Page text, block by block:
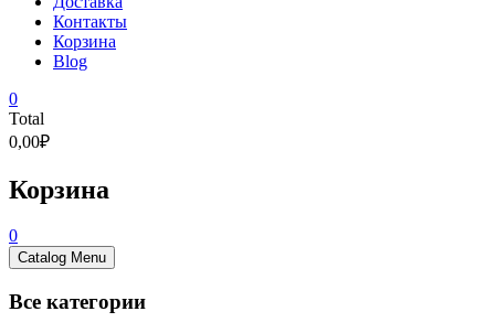
Контакты
Корзина
Blog
0
Total
0,00₽
Корзина
0
Catalog Menu
Все категории